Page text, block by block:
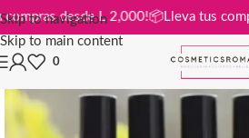
Skip to navigation
Skip to main content
en compras desde L 2,000!📦Lleva tus
0